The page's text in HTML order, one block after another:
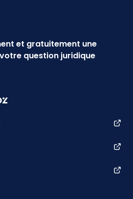
et gratuitement une
question juridique